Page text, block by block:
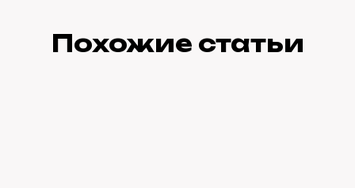
Похожие статьи